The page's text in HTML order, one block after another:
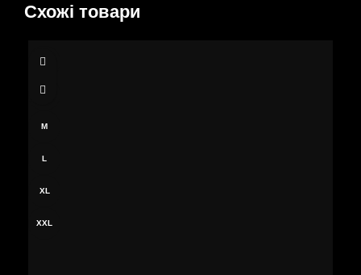
Схожі товари
S
M
L
XL
XXL